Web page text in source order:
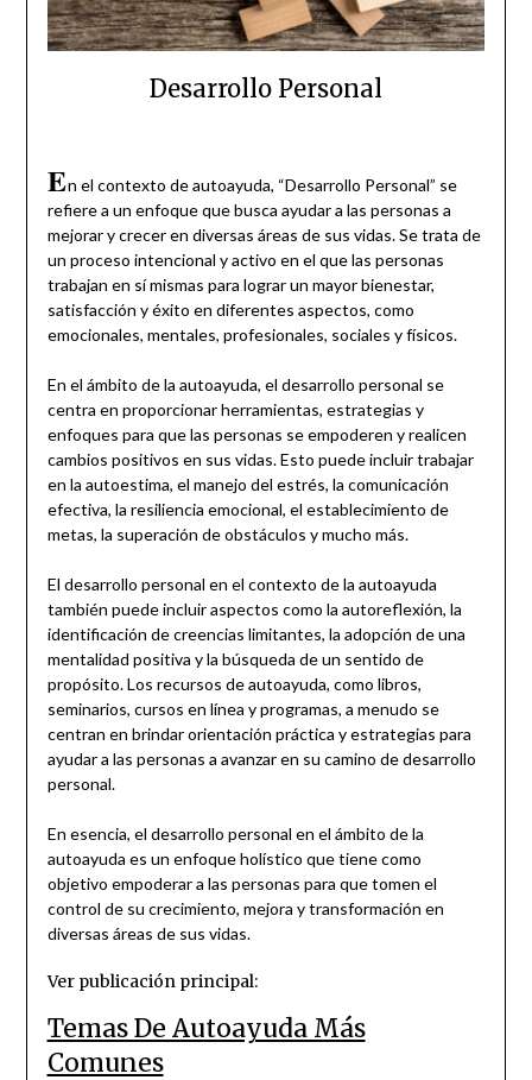
Desarrollo Personal
En el contexto de autoayuda, “Desarrollo Personal” se
refiere a un enfoque que busca ayudar a las personas a
mejorar y crecer en diversas áreas de sus vidas. Se trata de
un proceso intencional y activo en el que las personas
trabajan en sí mismas para lograr un mayor bienestar,
satisfacción y éxito en diferentes aspectos, como
emocionales, mentales, profesionales, sociales y físicos.
En el ámbito de la autoayuda, el desarrollo personal se
centra en proporcionar herramientas, estrategias y
enfoques para que las personas se empoderen y realicen
cambios positivos en sus vidas. Esto puede incluir trabajar
en la autoestima, el manejo del estrés, la comunicación
efectiva, la resiliencia emocional, el establecimiento de
metas, la superación de obstáculos y mucho más.
El desarrollo personal en el contexto de la autoayuda
también puede incluir aspectos como la autoreflexión, la
identificación de creencias limitantes, la adopción de una
mentalidad positiva y la búsqueda de un sentido de
propósito. Los recursos de autoayuda, como libros,
seminarios, cursos en línea y programas, a menudo se
centran en brindar orientación práctica y estrategias para
ayudar a las personas a avanzar en su camino de desarrollo
personal.
En esencia, el desarrollo personal en el ámbito de la
autoayuda es un enfoque holístico que tiene como
objetivo empoderar a las personas para que tomen el
control de su crecimiento, mejora y transformación en
diversas áreas de sus vidas.
Ver publicación principal:
Temas De Autoayuda Más
Comunes